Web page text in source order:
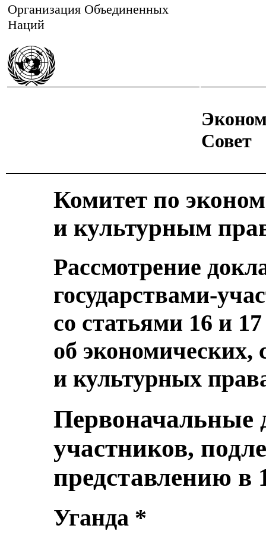
Организация Объединенных
Наций
Совет
Комитет по
и культурным
Рассмотрение
государствами-
со статьями 16 и
об экономических,
и культурных
Первоначальные
участников,
представлению в
Уганда *